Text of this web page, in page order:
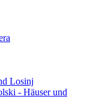
Losinj
- Häuser und